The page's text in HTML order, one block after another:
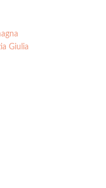
Giulia